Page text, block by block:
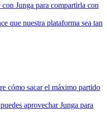
con Junga para compartirla con
que nuestra plataforma sea tan
cómo sacar el máximo partido
aprovechar Junga para